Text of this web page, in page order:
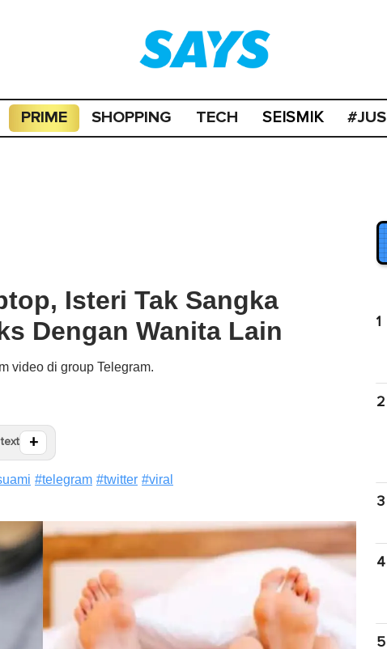
PRIME SHOPPING TECH SEISMIK
Isteri Tak Sangka
Dengan Wanita Lain
video di group Telegram.
+
#telegram #twitter #viral
1
2
3
4
5